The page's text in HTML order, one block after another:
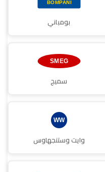
بومباني
سميج
وايت وستنجهاوس